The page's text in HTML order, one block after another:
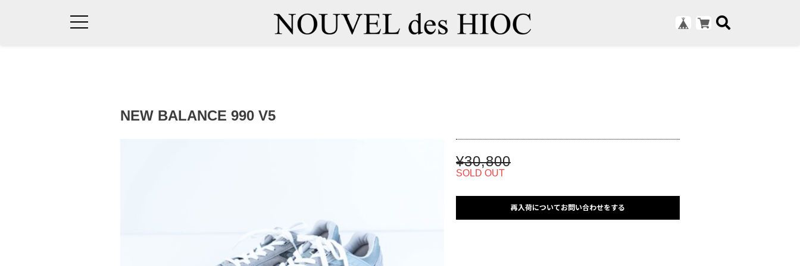
NEW BALANCE 990 V5
¥30,800
SOLD OUT
再入荷についてお問い合わせをする